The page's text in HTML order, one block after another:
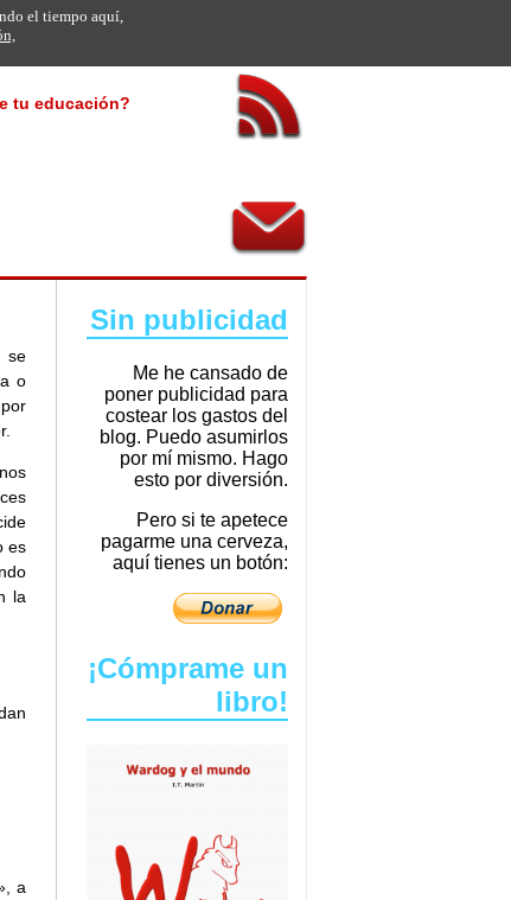
tu educación?
Sin publicidad
Me he cansado de
poner publicidad para
costear los gastos del
blog. Puedo asumirlos
por mí mismo. Hago
esto por diversión.
Pero si te apetece
pagarme una cerveza,
aquí tienes un botón:
¡Cómprame un
libro!
se
o
es
la
a
el tiempo aquí,